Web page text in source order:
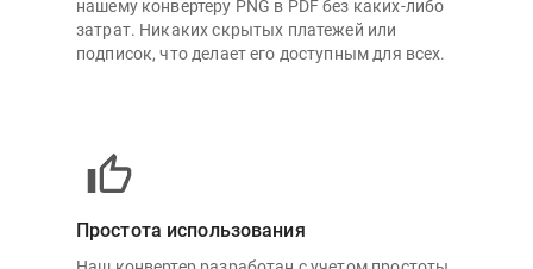
нашему конвертеру PNG в PDF без каких-либо
затрат. Никаких скрытых платежей или
подписок, что делает его доступным для всех.
Простота использования